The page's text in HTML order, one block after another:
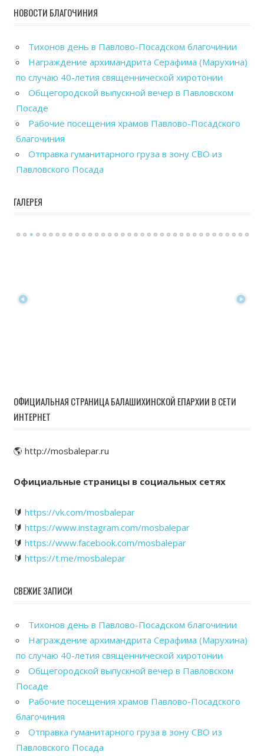
НОВОСТИ БЛАГОЧИНИЯ
Тихонов день в Павлово-Посадском благочинии
Награждение архимандрита Серафима (Марухина)
по случаю 40-летия священнической хиротонии
Общегородской выпускной вечер в Павловском
Посаде
Рабочие посещения храмов Павлово-Посадского
благочиния
Отправка гуманитарного груза в зону СВО из
Павловского Посада
ГАЛЕРЕЯ
ОФИЦИАЛЬНАЯ СТРАНИЦА БАЛАШИХИНСКОЙ ЕПАРХИИ В СЕТИ
ИНТЕРНЕТ
🌎 http://mosbalepar.ru
Официальные страницы в социальных сетях
🔰 https://vk.com/mosbalepar
🔰 https://www.instagram.com/mosbalepar
🔰 https://www.facebook.com/mosbalepar
🔰 https://t.me/mosbalepar
СВЕЖИЕ ЗАПИСИ
Тихонов день в Павлово-Посадском благочинии
Награждение архимандрита Серафима (Марухина)
по случаю 40-летия священнической хиротонии
Общегородской выпускной вечер в Павловском
Посаде
Рабочие посещения храмов Павлово-Посадского
благочиния
Отправка гуманитарного груза в зону СВО из
Павловского Посада